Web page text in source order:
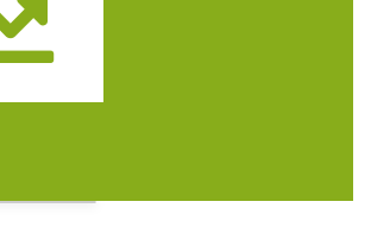
2026-08-11